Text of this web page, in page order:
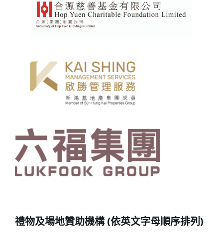
禮物及場地贊助機構​ (依英文字母順序排列)